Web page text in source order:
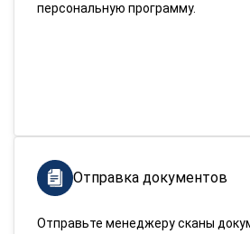
персональную программу.
Отправка документов
Отправьте менеджеру сканы